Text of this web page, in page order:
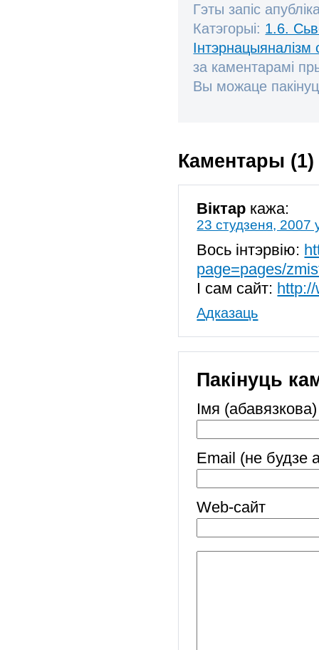
Гэты запіс
Катэгорыі: 1.6.
Інтэрнацыяналізм
за каментарамі
Вы можаце
Каментары (1)
Віктар кажа:
23 студзеня, 2007
Вось інтэрвію:
page=pages/
І сам сайт:
Адказаць
Пакінуць
Імя (абавязкова)
Email (не будзе
Web-cайт